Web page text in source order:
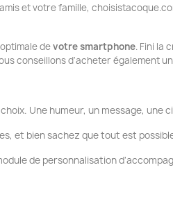
et votre famille,
devotre smartphone. Fini la
conseillons d'acheter également
Une humeur, un message, une
et bien sachez que tout est
de personnalisation